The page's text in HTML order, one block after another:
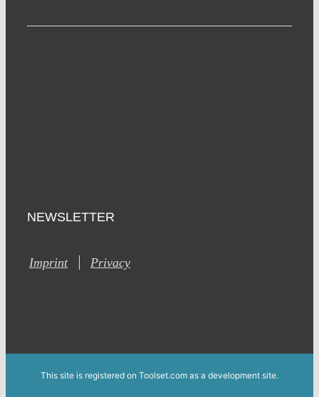
NEWSLETTER
Imprint Privacy
This site is registered on Toolset.com as a development site.